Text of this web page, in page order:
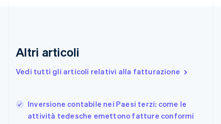
Altri articoli
Vedi tutti gli articoli relativi alla fatturazione
Inversione contabile nei Paesi terzi: come le
attività tedesche emettono fatture conformi
Francia
Germania
日本語English
Gibilterra